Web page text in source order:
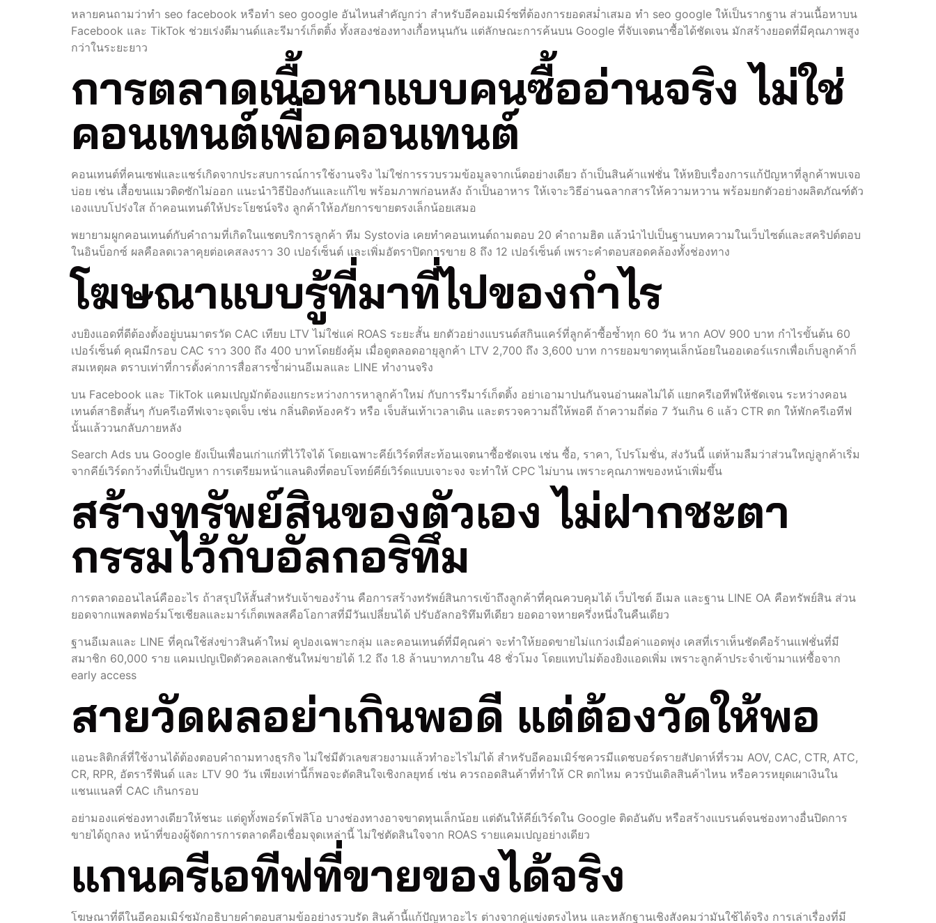
หลายคนถามว่าทํา seo facebook หรือทํา seo google อันไหนสำคัญกว่า สำหรับอีคอมเมิร์ซที่ต้องการยอดสม่ำเสมอ ทํา seo google ให้เป็นรากฐาน ส่วนเนื้อหาบน
Facebook และ TikTok ช่วยเร่งดีมานด์และรีมาร์เก็ตติ้ง ทั้งสองช่องทางเกื้อหนุนกัน แต่ลักษณะการค้นบน Google ที่จับเจตนาซื้อได้ชัดเจน มักสร้างยอดที่มีคุณภาพสูง
กว่าในระยะยาว
การตลาดเนื้อหาแบบคนซื้ออ่านจริง ไม่ใช่
คอนเทนต์เพื่อคอนเทนต์
คอนเทนต์ที่คนเซฟและแชร์เกิดจากประสบการณ์การใช้งานจริง ไม่ใช่การรวบรวมข้อมูลจากเน็ตอย่างเดียว ถ้าเป็นสินค้าแฟชั่น ให้หยิบเรื่องการแก้ปัญหาที่ลูกค้าพบเจอ
บ่อย เช่น เสื้อขนแมวติดซักไม่ออก แนะนำวิธีป้องกันและแก้ไข พร้อมภาพก่อนหลัง ถ้าเป็นอาหาร ให้เจาะวิธีอ่านฉลากสารให้ความหวาน พร้อมยกตัวอย่างผลิตภัณฑ์ตัว
เองแบบโปร่งใส ถ้าคอนเทนต์ให้ประโยชน์จริง ลูกค้าให้อภัยการขายตรงเล็กน้อยเสมอ
พยายามผูกคอนเทนต์กับคำถามที่เกิดในแชตบริการลูกค้า ทีม Systovia เคยทำคอนเทนต์ถามตอบ 20 คำถามฮิต แล้วนำไปเป็นฐานบทความในเว็บไซต์และสคริปต์ตอบ
ในอินบ็อกซ์ ผลคือลดเวลาคุยต่อเคสลงราว 30 เปอร์เซ็นต์ และเพิ่มอัตราปิดการขาย 8 ถึง 12 เปอร์เซ็นต์ เพราะคำตอบสอดคล้องทั้งช่องทาง
โฆษณาแบบรู้ที่มาที่ไปของกำไร
งบยิงแอดที่ดีต้องตั้งอยู่บนมาตรวัด CAC เทียบ LTV ไม่ใช่แค่ ROAS ระยะสั้น ยกตัวอย่างแบรนด์สกินแคร์ที่ลูกค้าซื้อซ้ำทุก 60 วัน หาก AOV 900 บาท กำไรขั้นต้น 60
เปอร์เซ็นต์ คุณมีกรอบ CAC ราว 300 ถึง 400 บาทโดยยังคุ้ม เมื่อดูตลอดอายุลูกค้า LTV 2,700 ถึง 3,600 บาท การยอมขาดทุนเล็กน้อยในออเดอร์แรกเพื่อเก็บลูกค้าก็
สมเหตุผล ตราบเท่าที่การตั้งค่าการสื่อสารซ้ำผ่านอีเมลและ LINE ทำงานจริง
บน Facebook และ TikTok แคมเปญมักต้องแยกระหว่างการหาลูกค้าใหม่ กับการรีมาร์เก็ตติ้ง อย่าเอามาปนกันจนอ่านผลไม่ได้ แยกครีเอทีฟให้ชัดเจน ระหว่างคอน
เทนต์สาธิตสั้นๆ กับครีเอทีฟเจาะจุดเจ็บ เช่น กลิ่นติดห้องครัว หรือ เจ็บส้นเท้าเวลาเดิน และตรวจความถี่ให้พอดี ถ้าความถี่ต่อ 7 วันเกิน 6 แล้ว CTR ตก ให้พักครีเอทีฟ
นั้นแล้ววนกลับภายหลัง
Search Ads บน Google ยังเป็นเพื่อนเก่าแก่ที่ไว้ใจได้ โดยเฉพาะคีย์เวิร์ดที่สะท้อนเจตนาซื้อชัดเจน เช่น ซื้อ, ราคา, โปรโมชั่น, ส่งวันนี้ แต่ห้ามลืมว่าส่วนใหญ่ลูกค้าเริ่ม
จากคีย์เวิร์ดกว้างที่เป็นปัญหา การเตรียมหน้าแลนดิงที่ตอบโจทย์คีย์เวิร์ดแบบเจาะจง จะทำให้ CPC ไม่บาน เพราะคุณภาพของหน้าเพิ่มขึ้น
สร้างทรัพย์สินของตัวเอง ไม่ฝากชะตา
กรรมไว้กับอัลกอริทึม
การตลาดออนไลน์คืออะไร ถ้าสรุปให้สั้นสำหรับเจ้าของร้าน คือการสร้างทรัพย์สินการเข้าถึงลูกค้าที่คุณควบคุมได้ เว็บไซต์ อีเมล และฐาน LINE OA คือทรัพย์สิน ส่วน
ยอดจากแพลตฟอร์มโซเชียลและมาร์เก็ตเพลสคือโอกาสที่มีวันเปลี่ยนได้ ปรับอัลกอริทึมทีเดียว ยอดอาจหายครึ่งหนึ่งในคืนเดียว
ฐานอีเมลและ LINE ที่คุณใช้ส่งข่าวสินค้าใหม่ คูปองเฉพาะกลุ่ม และคอนเทนต์ที่มีคุณค่า จะทำให้ยอดขายไม่แกว่งเมื่อค่าแอดพุ่ง เคสที่เราเห็นชัดคือร้านแฟชั่นที่มี
สมาชิก 60,000 ราย แคมเปญเปิดตัวคอลเลกชันใหม่ขายได้ 1.2 ถึง 1.8 ล้านบาทภายใน 48 ชั่วโมง โดยแทบไม่ต้องยิงแอดเพิ่ม เพราะลูกค้าประจำเข้ามาแห่ซื้อจาก
early access
สายวัดผลอย่าเกินพอดี แต่ต้องวัดให้พอ
แอนะลิติกส์ที่ใช้งานได้ต้องตอบคำถามทางธุรกิจ ไม่ใช่มีตัวเลขสวยงามแล้วทำอะไรไม่ได้ สำหรับอีคอมเมิร์ซควรมีแดชบอร์ดรายสัปดาห์ที่รวม AOV, CAC, CTR, ATC,
CR, RPR, อัตรารีฟันด์ และ LTV 90 วัน เพียงเท่านี้ก็พอจะตัดสินใจเชิงกลยุทธ์ เช่น ควรถอดสินค้าที่ทำให้ CR ตกไหม ควรบันเดิลสินค้าไหน หรือควรหยุดเผาเงินใน
แชนแนลที่ CAC เกินกรอบ
อย่ามองแค่ช่องทางเดียวให้ชนะ แต่ดูทั้งพอร์ตโฟลิโอ บางช่องทางอาจขาดทุนเล็กน้อย แต่ดันให้คีย์เวิร์ดใน Google ติดอันดับ หรือสร้างแบรนด์จนช่องทางอื่นปิดการ
ขายได้ถูกลง หน้าที่ของผู้จัดการการตลาดคือเชื่อมจุดเหล่านี้ ไม่ใช่ตัดสินใจจาก ROAS รายแคมเปญอย่างเดียว
แกนครีเอทีฟที่ขายของได้จริง
โฆษณาที่ดีในอีคอมเมิร์ซมักอธิบายคำตอบสามข้ออย่างรวบรัด สินค้านี้แก้ปัญหาอะไร ต่างจากคู่แข่งตรงไหน และหลักฐานเชิงสังคมว่ามันใช้ได้จริง การเล่าเรื่องที่มี